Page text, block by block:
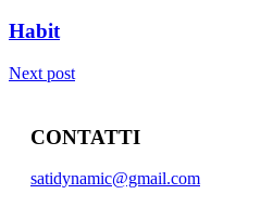
Habit
Next post
CONTATTI
satidynamic@gmail.com